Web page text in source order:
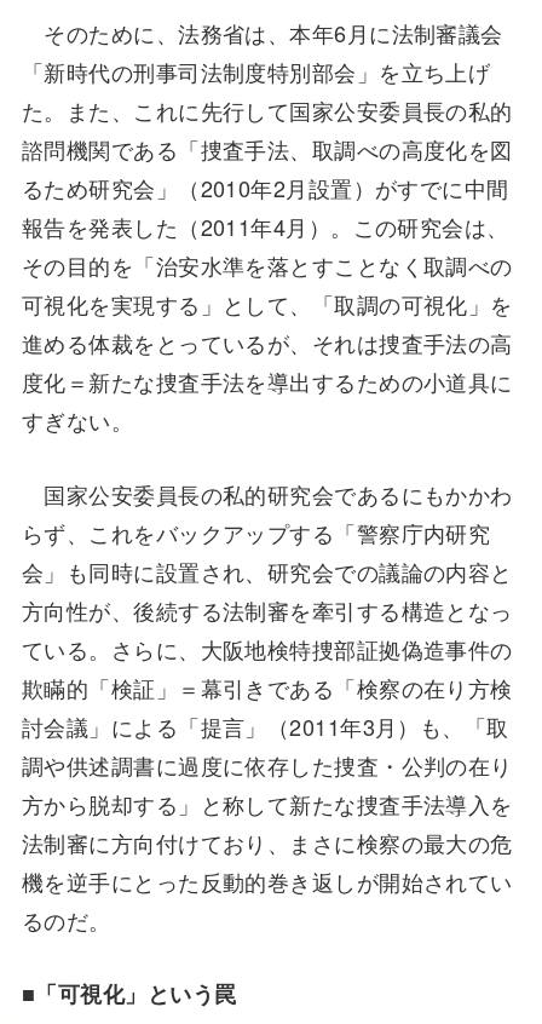
そのために、法務省は、本年6月に法制審議会
「新時代の刑事司法制度特別部会」を立ち上げ
た。また、これに先行して国家公安委員長の私的
諮問機関である「捜査手法、取調べの高度化を図
るため研究会」（2010年2月設置）がすでに中間
報告を発表した（2011年4月）。この研究会は、
その目的を「治安水準を落とすことなく取調べの
可視化を実現する」として、「取調の可視化」を
進める体裁をとっているが、それは捜査手法の高
度化＝新たな捜査手法を導出するための小道具に
すぎない。
国家公安委員長の私的研究会であるにもかかわ
らず、これをバックアップする「警察庁内研究
会」も同時に設置され、研究会での議論の内容と
方向性が、後続する法制審を牽引する構造となっ
ている。さらに、大阪地検特捜部証拠偽造事件の
欺瞞的「検証」＝幕引きである「検察の在り方検
討会議」による「提言」（2011年3月）も、「取
調や供述調書に過度に依存した捜査・公判の在り
方から脱却する」と称して新たな捜査手法導入を
法制審に方向付けており、まさに検察の最大の危
機を逆手にとった反動的巻き返しが開始されてい
るのだ。
■ 「可視化」という罠